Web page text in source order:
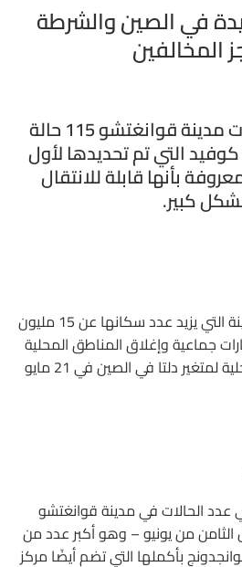
في الصين والشرطة
المخالفين
منذ 21 مايو ، شهدت مدينة قوانغتشو 115 حالة
التي تم تحديدها لأول
بأنها قابلة للانتقال
كبير.
تحركت السلطات في المدينة التي يزيد عدد سكانها عن 15 مليون
جماعية وإغلاق المناطق المحلية
منذ اكتشاف أول حالة محلية لمتغير دلتا في الصين في 21 مايو
عدد الحالات في مدينة قوانغتشو
الثامن من يونيو – وهو أكبر عدد من
بأكملها التي تضم أيضًا مركز